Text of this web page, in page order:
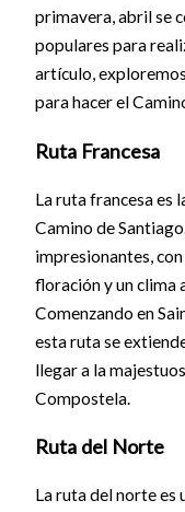
primavera, abril se
populares para
artículo,
para hacer el
Ruta Francesa
La ruta francesa es
Camino de
impresionantes,
floración y un clima
Comenzando en
esta ruta se
llegar a la
Compostela.
Ruta del Norte
La ruta del norte es